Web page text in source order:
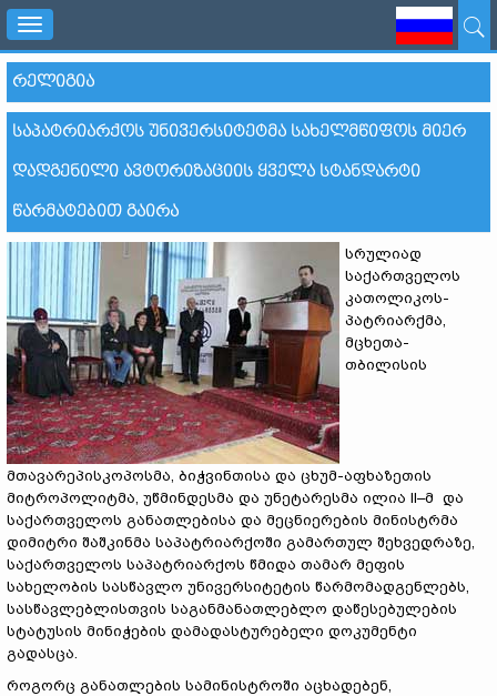
Toggle
navigation
ᲠᲔᲚᲘᲒᲘᲐ
ᲡᲐᲞᲐᲢᲠᲘᲐᲠᲥᲝᲡ ᲣᲜᲘᲕᲔᲠᲡᲘᲢᲔᲢᲛᲐ ᲡᲐᲮᲔᲚᲛᲬᲘᲤᲝᲡ ᲛᲘᲔᲠ
ᲓᲐᲓᲒᲔᲜᲘᲚᲘ ᲐᲕᲢᲝᲠᲘᲖᲐᲪᲘᲘᲡ ᲧᲕᲔᲚᲐ ᲡᲢᲐᲜᲓᲐᲠᲢᲘ
ᲬᲐᲠᲛᲐᲢᲔᲑᲘᲗ ᲒᲐᲘᲠᲐ
სრულიად
საქართველოს
კათოლიკოს-
პატრიარქმა,
მცხეთა-
თბილისის
მთავარეპისკოპოსმა, ბიჭვინთისა და ცხუმ-აფხაზეთის
მიტროპოლიტმა, უწმინდესმა და უნეტარესმა ილია II–მ და
საქართველოს განათლებისა და მეცნიერების მინისტრმა
დიმიტრი შაშკინმა საპატრიარქოში გამართულ შეხვედრაზე,
საქართველოს საპატრიარქოს წმიდა თამარ მეფის
სახელობის სასწავლო უნივერსიტეტის წარმომადგენლებს,
სასწავლებლისთვის საგანმანათლებლო დაწესებულების
სტატუსის მინიჭების დამადასტურებელი დოკუმენტი
გადასცა.
როგორც განათლების სამინისტროში აცხადებენ,